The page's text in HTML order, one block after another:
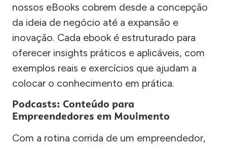
nossos eBooks cobrem desde a concepção
da ideia de negócio até a expansão e
inovação. Cada ebook é estruturado para
oferecer insights práticos e aplicáveis, com
exemplos reais e exercícios que ajudam a
colocar o conhecimento em prática.
Podcasts: Conteúdo para
Empreendedores em Movimento
Com a rotina corrida de um empreendedor,